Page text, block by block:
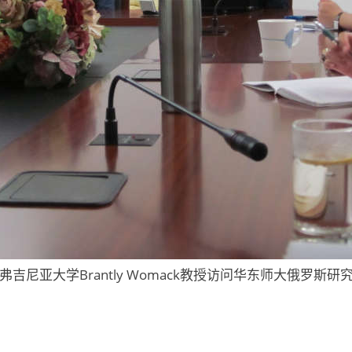
吉尼亚大学Brantly Womack教授访问华东师大俄罗斯研